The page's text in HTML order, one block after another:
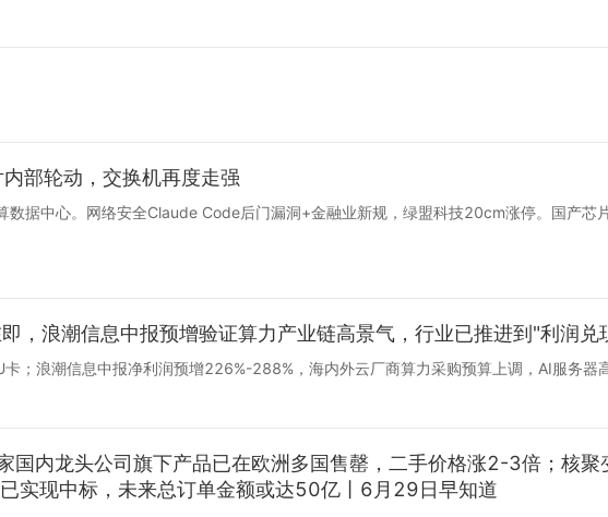
部轮动，交换机再度走强
据中心。网络安全Claude Code后门漏洞+金融业新规，绿盟科技20cm涨停。国产芯
，浪潮信息中报预增验证算力产业链高景气，行业已推进到"利润兑
浪潮信息中报净利润预增226%-288%，海内外云厂商算力采购预算上调，AI服务器
国内龙头公司旗下产品已在欧洲多国售罄，二手价格涨2-3倍；核聚
实现中标，未来总订单金额或达50亿丨6月29日早知道